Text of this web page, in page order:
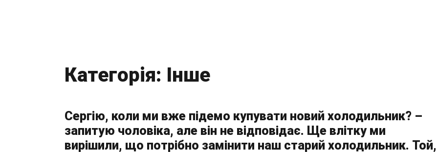
Категорія: Інше
Сергію, коли ми вже підемо купувати новий холодильник? –
запитую чоловіка, але він не відповідає. Ще влітку ми
вирішили, що потрібно замінити наш старий холодильник. Той,